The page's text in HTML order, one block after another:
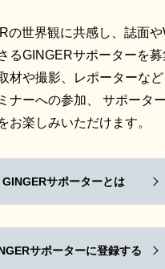
の世界観に共感し、誌面
るGINGERサポーターを
材や撮影、レポーターな
ナーへの参加、 サポータ
お楽しみいただけます。
GINGERサポーターとは
サポーターに登録する